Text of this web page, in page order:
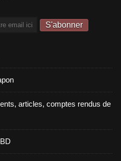
articles, comptes rendus de